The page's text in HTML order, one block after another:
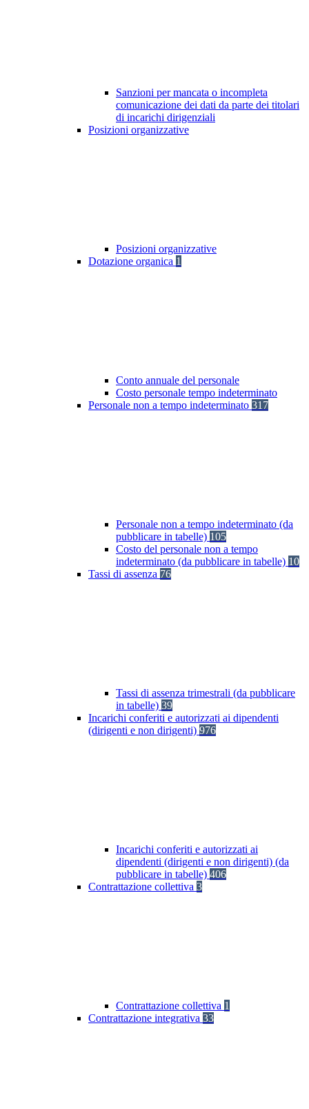
Sanzioni per mancata o incompleta
comunicazione dei dati da parte dei titolari
di incarichi dirigenziali
Posizioni organizzative
Posizioni organizzative
Dotazione organica 1
Conto annuale del personale
Costo personale tempo indeterminato
Personale non a tempo indeterminato 317
Personale non a tempo indeterminato (da
pubblicare in tabelle) 105
Costo del personale non a tempo
indeterminato (da pubblicare in tabelle) 10
Tassi di assenza 76
Tassi di assenza trimestrali (da pubblicare
in tabelle) 39
Incarichi conferiti e autorizzati ai dipendenti
(dirigenti e non dirigenti) 976
Incarichi conferiti e autorizzati ai
dipendenti (dirigenti e non dirigenti) (da
pubblicare in tabelle) 406
Contrattazione collettiva 3
Contrattazione collettiva 1
Contrattazione integrativa 33